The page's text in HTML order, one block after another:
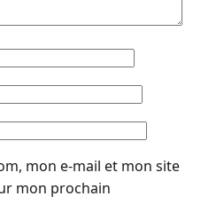
mon e-mail et mon site
mon prochain